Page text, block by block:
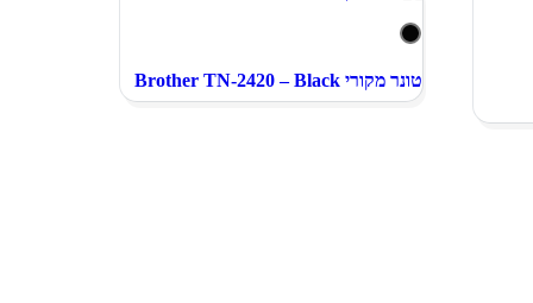
טונר מקורי Brother TN-2420 – Black